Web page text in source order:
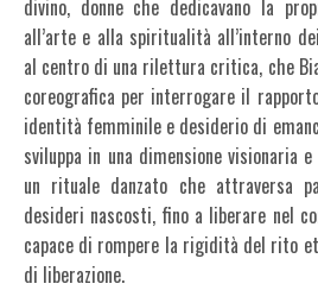
divino, donne che dedicavano la
all’arte e alla spiritualità all’interno
al centro di una rilettura critica, che
coreografica per interrogare il
identità femminile e desiderio di
sviluppa in una dimensione visionaria
un rituale danzato che attraversa
desideri nascosti, fino a liberare nel
capace di rompere la rigidità del rito
di liberazione.